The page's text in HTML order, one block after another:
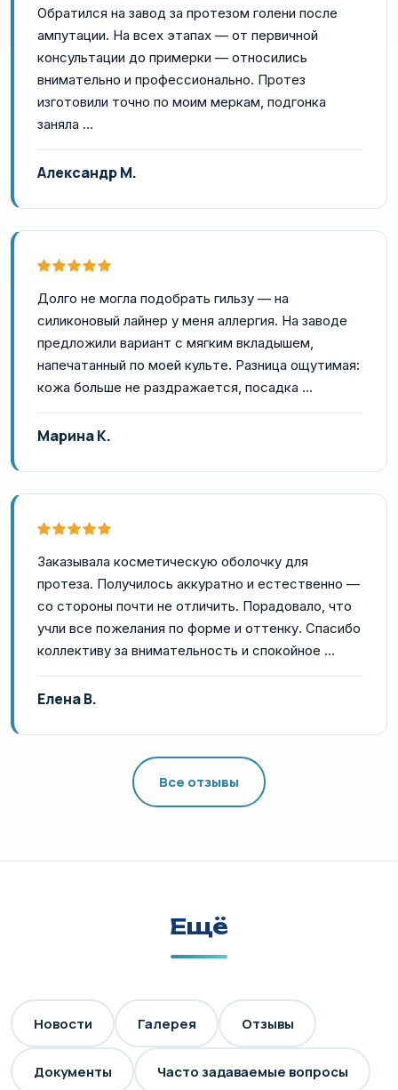
Обратился на завод за протезом голени после
ампутации. На всех этапах — от первичной
консультации до примерки — относились
внимательно и профессионально. Протез
изготовили точно по моим меркам, подгонка
заняла …
Александр М.
Долго не могла подобрать гильзу — на
силиконовый лайнер у меня аллергия. На заводе
предложили вариант с мягким вкладышем,
напечатанный по моей культе. Разница ощутимая:
кожа больше не раздражается, посадка …
Марина К.
Заказывала косметическую оболочку для
протеза. Получилось аккуратно и естественно —
со стороны почти не отличить. Порадовало, что
учли все пожелания по форме и оттенку. Спасибо
коллективу за внимательность и спокойное …
Елена В.
Все отзывы
Ещё
Новости Галерея Отзывы
Документы Часто задаваемые вопросы